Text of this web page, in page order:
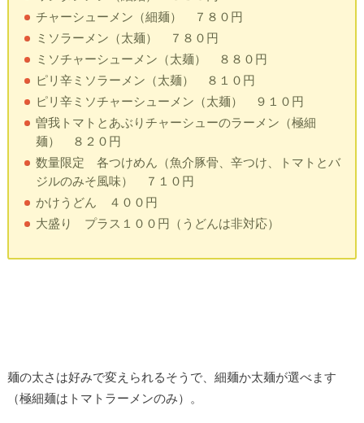
チャーシューメン（細麺） ７８０円
ミソラーメン（太麺） ７８０円
ミソチャーシューメン（太麺） ８８０円
ピリ辛ミソラーメン（太麺） ８１０円
ピリ辛ミソチャーシューメン（太麺） ９１０円
曽我トマトとあぶりチャーシューのラーメン（極細
麺） ８２０円
数量限定 各つけめん（魚介豚骨、辛つけ、トマトとバ
ジルのみそ風味） ７１０円
かけうどん ４００円
大盛り プラス１００円（うどんは非対応）
麺の太さは好みで変えられるそうで、細麺か太麺が選べます
（極細麺はトマトラーメンのみ）。